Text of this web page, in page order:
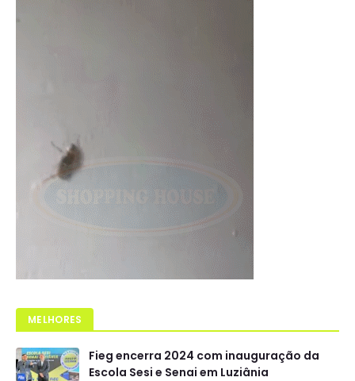
MELHORES
Fieg encerra 2024 com inauguração da
Escola Sesi e Senai em Luziânia